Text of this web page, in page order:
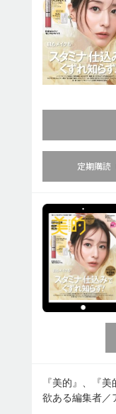
定期購読
『美的』、『
欲ある編集者／